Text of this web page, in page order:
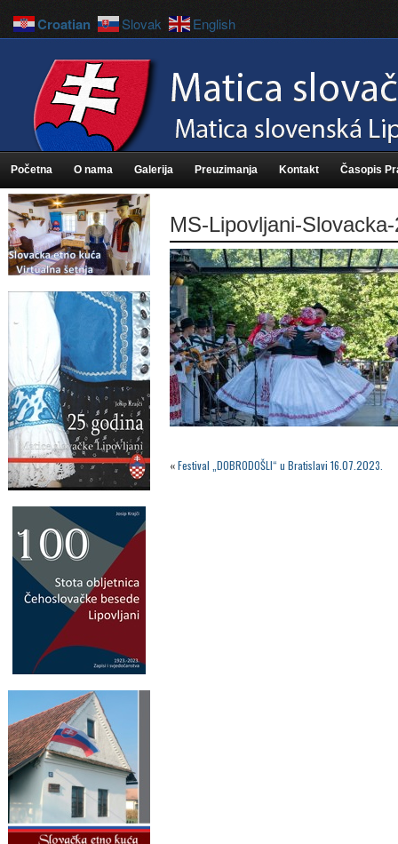
Početna O nama Galerija Preuzimanja Kontakt Časopis
MS-Lipovljani-
«Festival „DOBRODOŠLI“ u Bratislavi 16.07.2023.
Croatian Slovak English